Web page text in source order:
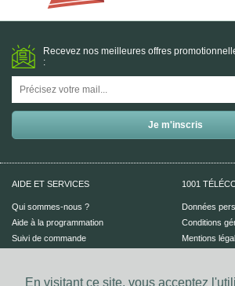
En visitant ce site, vous acceptez
Recevez nos meilleures offres
:
AIDE ET SERVICES
Qui sommes-nous ?
Aide à la programmation
Suivi de commande
1001
Données
Conditions
Mentions